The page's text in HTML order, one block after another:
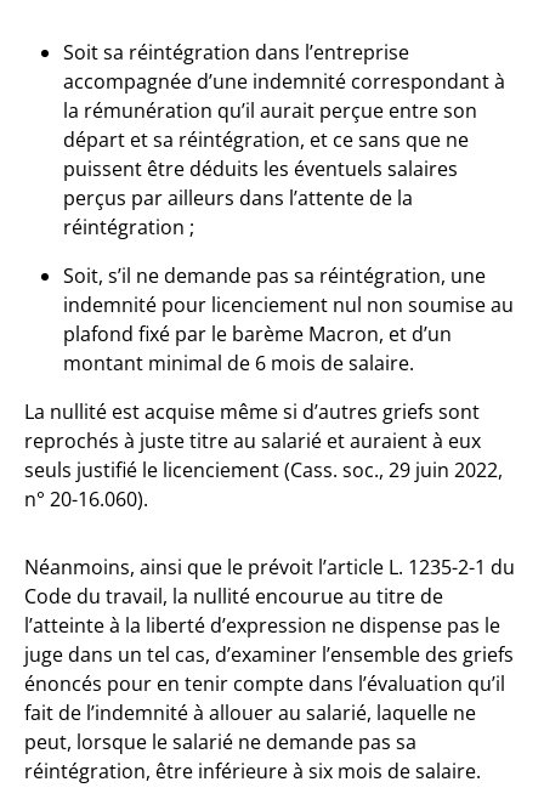
Soit sa réintégration dans l’entreprise
accompagnée d’une indemnité correspondant à
la rémunération qu’il aurait perçue entre son
départ et sa réintégration, et ce sans que ne
puissent être déduits les éventuels salaires
perçus par ailleurs dans l’attente de la
réintégration ;
Soit, s’il ne demande pas sa réintégration, une
indemnité pour licenciement nul non soumise au
plafond fixé par le barème Macron, et d’un
montant minimal de 6 mois de salaire.
La nullité est acquise même si d’autres griefs sont
reprochés à juste titre au salarié et auraient à eux
seuls justifié le licenciement (Cass. soc., 29 juin 2022,
n° 20-16.060).
Néanmoins, ainsi que le prévoit l’article L. 1235-2-1 du
Code du travail, la nullité encourue au titre de
l’atteinte à la liberté d’expression ne dispense pas le
juge dans un tel cas, d’examiner l’ensemble des griefs
énoncés pour en tenir compte dans l’évaluation qu’il
fait de l’indemnité à allouer au salarié, laquelle ne
peut, lorsque le salarié ne demande pas sa
réintégration, être inférieure à six mois de salaire.